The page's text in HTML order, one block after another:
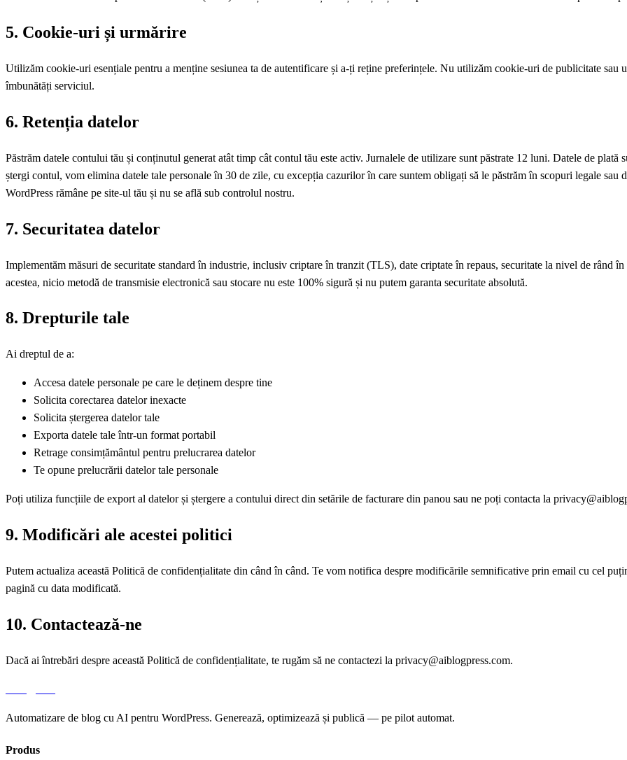
5. Cookie-uri și urmărire
Utilizăm cookie-uri esențiale pentru a menține sesiunea ta de autentificare și a-ți reține preferințele. Nu utilizăm cookie-uri de publicitate sau
îmbunătăți serviciul.
6. Retenția datelor
Păstrăm datele contului tău și conținutul generat atât timp cât contul tău este activ. Jurnalele de utilizare sunt păstrate 12 luni. Datele de
ștergi contul, vom elimina datele tale personale în 30 de zile, cu excepția cazurilor în care suntem obligați să le păstrăm în scopuri legale sau
WordPress rămâne pe site-ul tău și nu se află sub controlul nostru.
7. Securitatea datelor
Implementăm măsuri de securitate standard în industrie, inclusiv criptare în tranzit (TLS), date criptate în repaus, securitate la nivel de rând în
acestea, nicio metodă de transmisie electronică sau stocare nu este 100% sigură și nu putem garanta securitate absolută.
8. Drepturile tale
Ai dreptul de a:
Accesa datele personale pe care le deținem despre tine
Solicita corectarea datelor inexacte
Solicita ștergerea datelor tale
Exporta datele tale într-un format portabil
Retrage consimțământul pentru prelucrarea datelor
Te opune prelucrării datelor tale personale
Poți utiliza funcțiile de export al datelor și ștergere a contului direct din setările de facturare din panou sau ne poți contacta la
9. Modificări ale acestei politici
Putem actualiza această Politică de confidențialitate din când în când. Te vom notifica despre modificările semnificative prin email cu cel
pagină cu data modificată.
10. Contactează-ne
Dacă ai întrebări despre această Politică de confidențialitate, te rugăm să ne contactezi la privacy@aiblogpress.com.
Automatizare de blog cu AI pentru WordPress. Generează, optimizează și publică — pe pilot automat.
Produs